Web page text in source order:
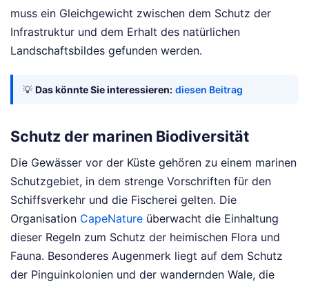
muss ein Gleichgewicht zwischen dem Schutz der
Infrastruktur und dem Erhalt des natürlichen
Landschaftsbildes gefunden werden.
💡 Das könnte Sie interessieren: diesen Beitrag
Schutz der marinen Biodiversität
Die Gewässer vor der Küste gehören zu einem marinen
Schutzgebiet, in dem strenge Vorschriften für den
Schiffsverkehr und die Fischerei gelten. Die
Organisation CapeNature überwacht die Einhaltung
dieser Regeln zum Schutz der heimischen Flora und
Fauna. Besonderes Augenmerk liegt auf dem Schutz
der Pinguinkolonien und der wandernden Wale, die